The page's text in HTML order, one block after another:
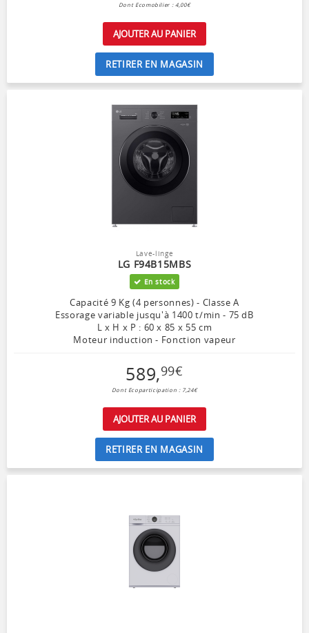
Dont Ecomobilier : 4,00€
AJOUTER AU PANIER
RETIRER EN MAGASIN
Lave-linge
LG F94B15MBS
En stock
Capacité 9 Kg (4 personnes) - Classe A
Essorage variable jusqu'à 1400 t/min - 75 dB
L x H x P : 60 x 85 x 55 cm
Moteur induction - Fonction vapeur
589,99€
Dont Ecoparticipation : 7,24€
AJOUTER AU PANIER
RETIRER EN MAGASIN